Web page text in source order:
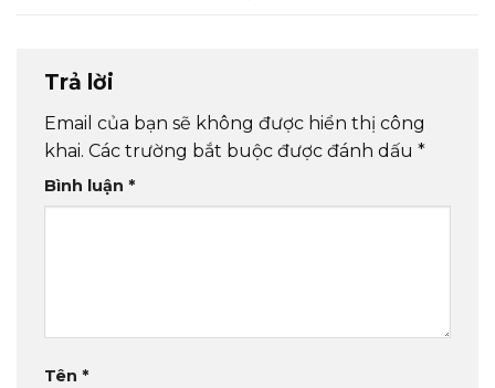
Trả lời
Email của bạn sẽ không được hiển thị công
khai. Các trường bắt buộc được đánh dấu *
Bình luận *
Tên *